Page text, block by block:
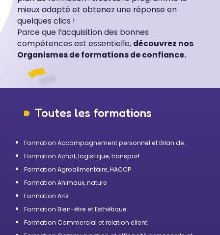
mieux adapté et obtenez une réponse en
quelques clics !
Parce que l’acquisition des bonnes
compétences est essentielle, découvrez nos
Organismes de formations de confiance.
Toutes les formations
Formation Accompagnement personnel et Bilan de
Formation Achat, logistique, transport
Formation Agroalimentaire, HACCP
Formation Animaux, nature
Formation Arts
Formation Bien-être et Esthétique
Formation Commercial et relation client